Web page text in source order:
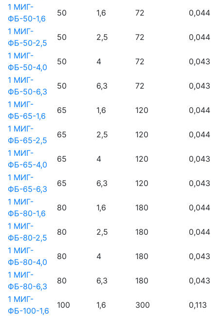
1 МИГ-
ФБ-50-1,6
50 1,6 72
0,044
1 МИГ-
ФБ-50-2,5
50 2,5 72
0,044
1 МИГ-
ФБ-50-4,0
50 4 72
0,043
1 МИГ-
ФБ-50-6,3
50 6,3 72
0,043
1 МИГ-
ФБ-65-1,6
65 1,6 120
0,044
1 МИГ-
ФБ-65-2,5
65 2,5 120
0,044
1 МИГ-
ФБ-65-4,0
65 4 120
0,043
1 МИГ-
ФБ-65-6,3
65 6,3 120
0,043
1 МИГ-
ФБ-80-1,6
80 1,6 180
0,044
1 МИГ-
ФБ-80-2,5
80 2,5 180
0,044
1 МИГ-
ФБ-80-4,0
80 4 180
0,043
1 МИГ-
ФБ-80-6,3
80 6,3 180
0,043
1 МИГ-
ФБ-100-1,6
100 1,6 300
0,113